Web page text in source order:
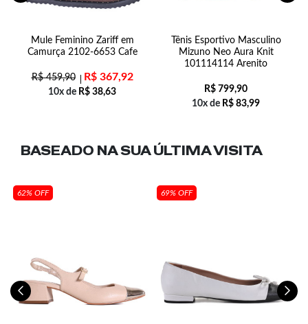
Mule Feminino Zariff em
Camurça 2102-6653 Cafe
R$459,90 R$367,92
10x de R$ 38,63
Tênis Esportivo Masculino
Mizuno Neo Aura Knit
101114114 Arenito
R$ 799,90
10x de R$ 83,99
BASEADO NA SUAÚLTIMA VISITA
62% OFF 69% OFF